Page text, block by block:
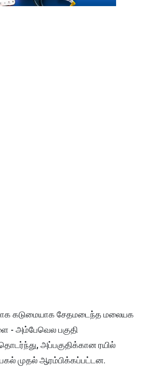
கடுமையாக சேதமடைந்த மலையக
- அம்பேவெல பகுதி
அப்பகுதிக்கான ரயில்
முதல் ஆரம்பிக்கப்பட்டன.